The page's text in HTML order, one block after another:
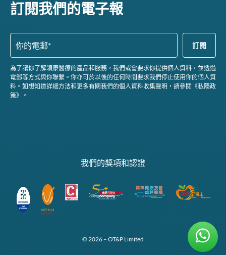
訂閱我們的電子報
為了讓你了解領康醫療的產品和服務，我們或會要求你提供個人資料，並透過
電郵等方式與你聯繫。你亦可於以後的任何時間要求我們停止使用你的個人資
料。如想知道詳細方法和更多有關我們的個人資料收集聲明，請參閱《私隱政
策》。
我們的獎項和認證
© 2026 – OT&P Limited